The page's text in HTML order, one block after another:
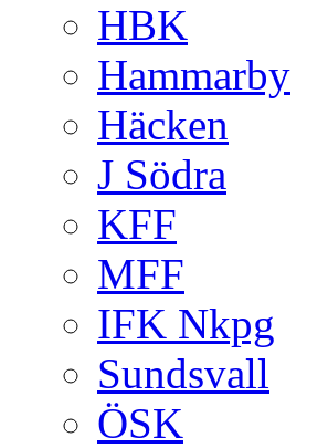
HBK
Hammarby
Häcken
J Södra
KFF
MFF
IFK Nkpg
Sundsvall
ÖSK